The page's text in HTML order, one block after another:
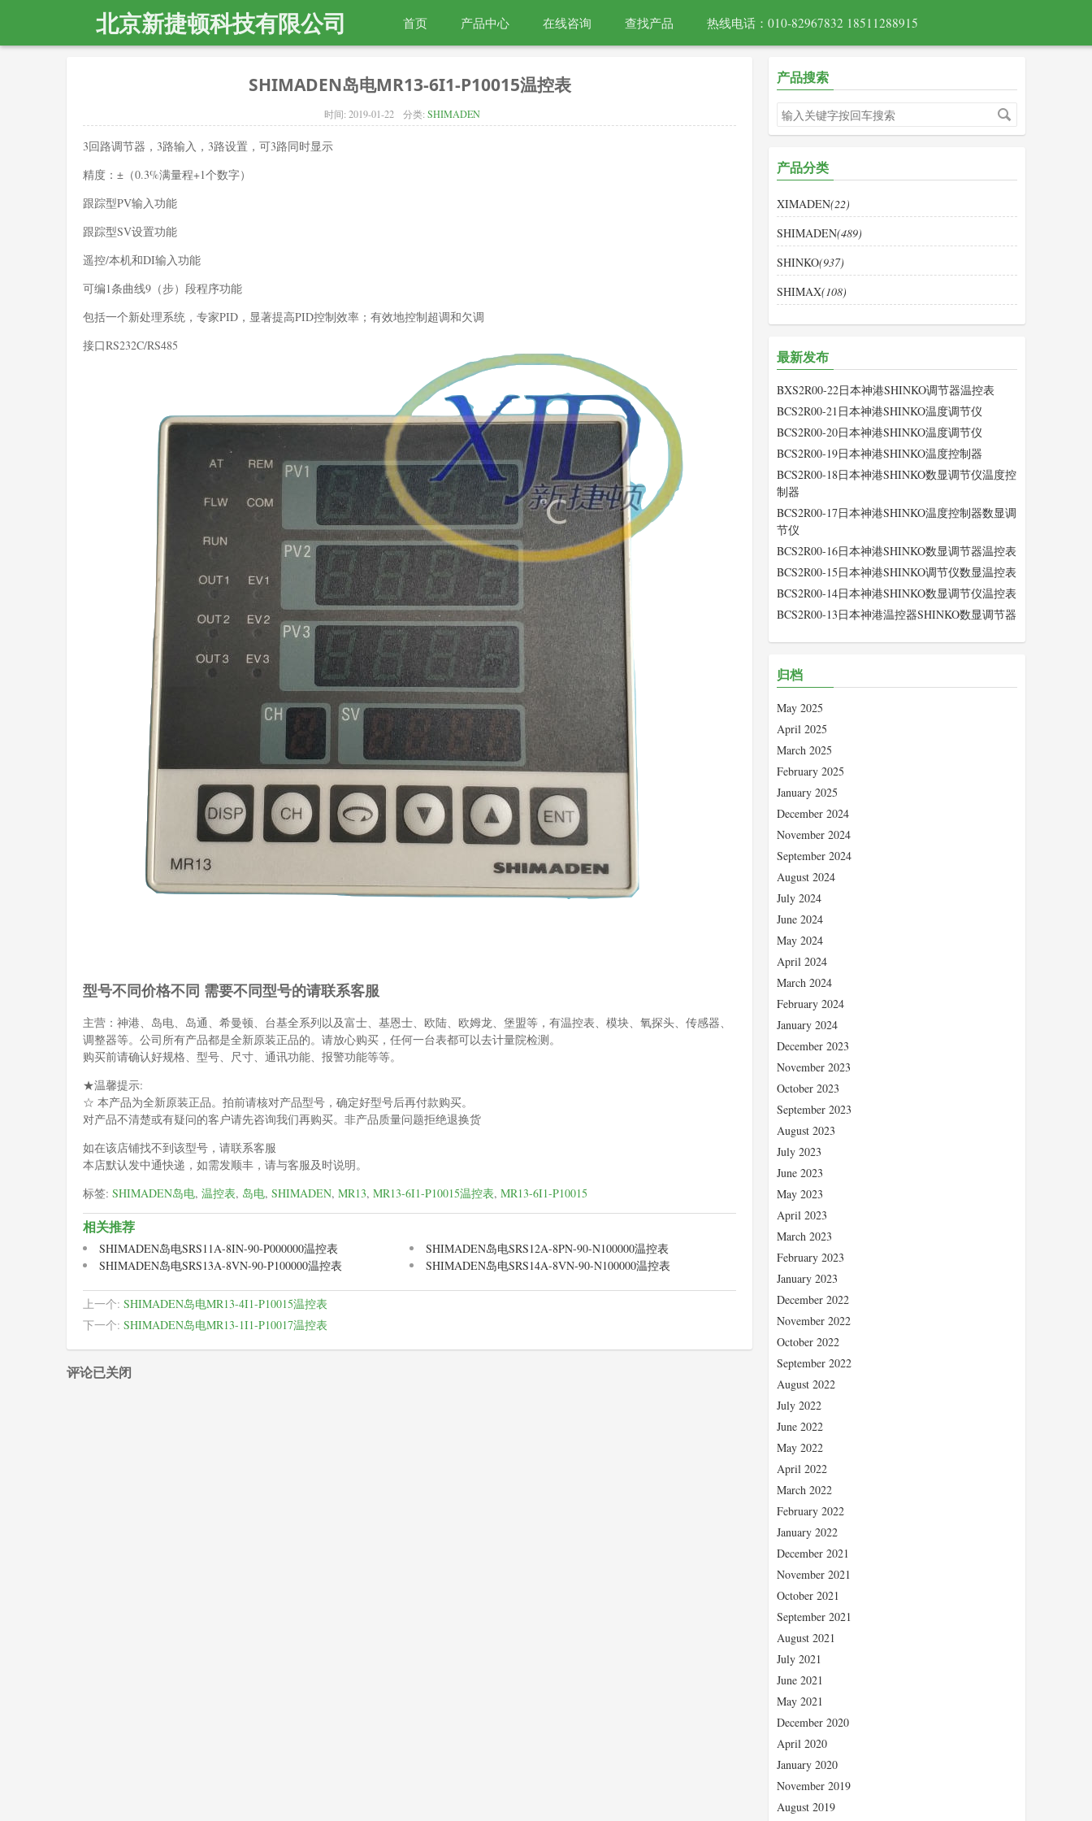
北京新捷顿科技有限公司 首页 产品中心 在线咨询 查找产品 热线电话：010-82967832 18511288915
SHIMADEN岛电MR13-6I1-P10015温控表
时间: 2019-01-22 分类: SHIMADEN
3回路调节器，3路输入，3路设置，可3路同时显示
精度：±（0.3%满量程+1个数字）
跟踪型PV输入功能
跟踪型SV设置功能
遥控/本机和DI输入功能
可编1条曲线9（步）段程序功能
包括一个新处理系统，专家PID，显著提高PID控制效率；有效地控制超调和欠调
接口RS232C/RS485
型号不同价格不同 需要不同型号的请联系客服
主营：神港、岛电、岛通、希曼顿、台基全系列以及富士、基恩士、欧陆、欧姆龙、堡盟等，有温控表、模块、氧探头、传感器、
调整器等。公司所有产品都是全新原装正品的。请放心购买，任何一台表都可以去计量院检测。
购买前请确认好规格、型号、尺寸、通讯功能、报警功能等等。
★温馨提示:
☆ 本产品为全新原装正品。拍前请核对产品型号，确定好型号后再付款购买。
对产品不清楚或有疑问的客户请先咨询我们再购买。非产品质量问题拒绝退换货
如在该店铺找不到该型号，请联系客服
本店默认发中通快递，如需发顺丰，请与客服及时说明。
标签: SHIMADEN岛电, 温控表, 岛电, SHIMADEN, MR13, MR13-6I1-P10015温控表, MR13-6I1-P10015
相关推荐
SHIMADEN岛电SRS11A-8IN-90-P000000温控表
SHIMADEN岛电SRS12A-8PN-90-N100000温控表
SHIMADEN岛电SRS13A-8VN-90-P100000温控表
SHIMADEN岛电SRS14A-8VN-90-N100000温控表
上一个: SHIMADEN岛电MR13-4I1-P10015温控表
下一个: SHIMADEN岛电MR13-1I1-P10017温控表
评论已关闭
产品搜索
产品分类
XIMADEN(22)
SHIMADEN(489)
SHINKO(937)
SHIMAX(108)
最新发布
BXS2R00-22日本神港SHINKO调节器温控表
BCS2R00-21日本神港SHINKO温度调节仪
BCS2R00-20日本神港SHINKO温度调节仪
BCS2R00-19日本神港SHINKO温度控制器
BCS2R00-18日本神港SHINKO数显调节仪温度控
制器
BCS2R00-17日本神港SHINKO温度控制器数显调
节仪
BCS2R00-16日本神港SHINKO数显调节器温控表
BCS2R00-15日本神港SHINKO调节仪数显温控表
BCS2R00-14日本神港SHINKO数显调节仪温控表
BCS2R00-13日本神港温控器SHINKO数显调节器
归档
May 2025
April 2025
March 2025
February 2025
January 2025
December 2024
November 2024
September 2024
August 2024
July 2024
June 2024
May 2024
April 2024
March 2024
February 2024
January 2024
December 2023
November 2023
October 2023
September 2023
August 2023
July 2023
June 2023
May 2023
April 2023
March 2023
February 2023
January 2023
December 2022
November 2022
October 2022
September 2022
August 2022
July 2022
June 2022
May 2022
April 2022
March 2022
February 2022
January 2022
December 2021
November 2021
October 2021
September 2021
August 2021
July 2021
June 2021
May 2021
December 2020
April 2020
January 2020
November 2019
August 2019